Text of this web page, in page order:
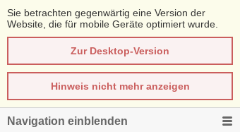
Sie betrachten gegenwärtig eine Version der
Website, die für mobile Geräte optimiert wurde.
Zur Desktop-Version
Hinweis nicht mehr anzeigen
Navigation einblenden